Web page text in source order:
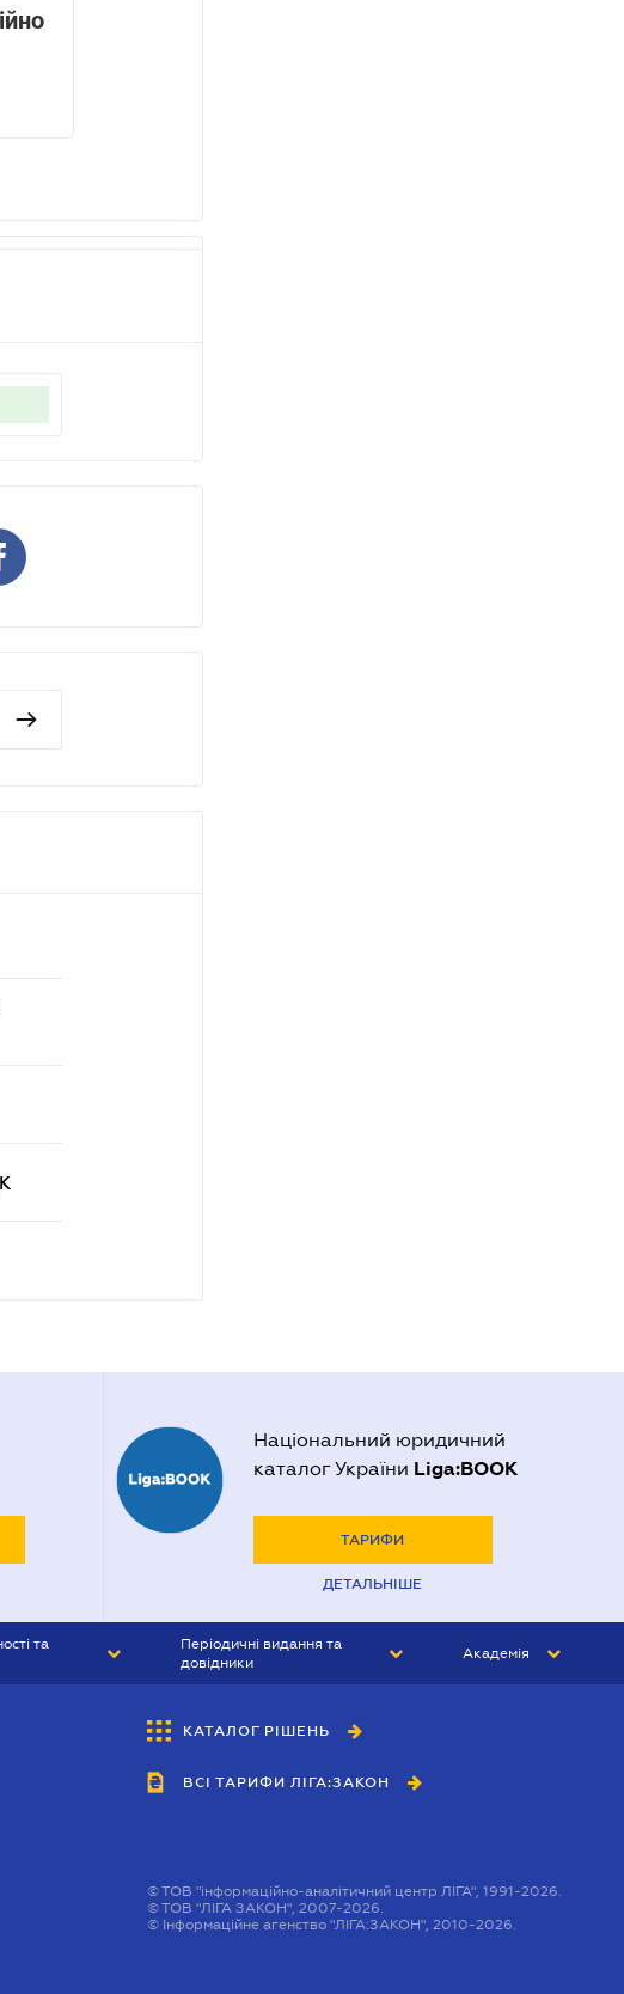
Національний юридичний
каталог України Liga:BOOK
ТАРИФИ
ДЕТАЛЬНІШЕ
та
Періодичні видання та
довідники
БУХГАЛТЕР&ЗАКОН
ВІСНИК МСФЗ
Академія
КАТАЛОГ РІШЕНЬ
ВСІ ТАРИФИ ЛІГА:ЗАКОН
©ТОВ "інформаційно-аналітичний центр ЛІГА", 1991-2026.
©ТОВ "ЛІГА ЗАКОН", 2007-2026.
© Інформаційне агенство "ЛІГА:ЗАКОН", 2010-2026.